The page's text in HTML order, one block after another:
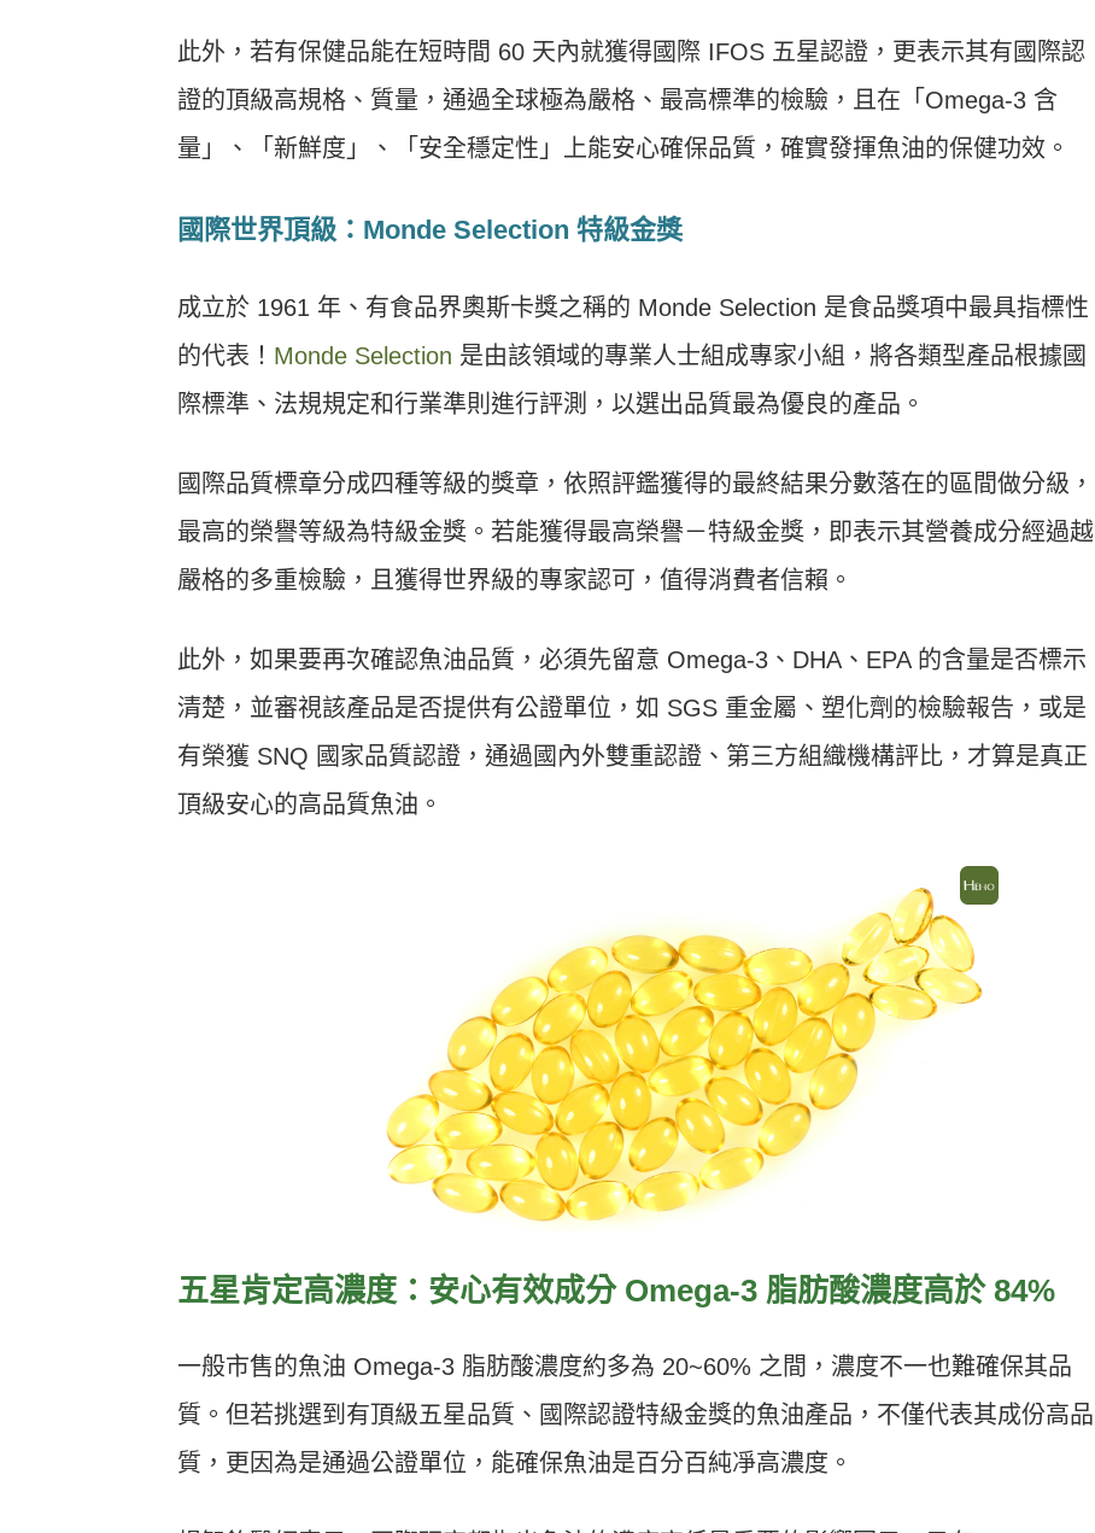
此外，若有保健品能在短時間 60 天內就獲得國際 IFOS 五星認證，更表示其有國際認
證的頂級高規格、質量，通過全球極為嚴格、最高標準的檢驗，且在「Omega-3 含
量」、「新鮮度」、「安全穩定性」上能安心確保品質，確實發揮魚油的保健功效。
國際世界頂級：Monde Selection 特級金獎
成立於 1961 年、有食品界奧斯卡獎之稱的 Monde Selection 是食品獎項中最具指標性
的代表！ Monde Selection 是由該領域的專業人士組成專家小組，將各類型產品根據國
際標準、法規規定和行業準則進行評測，以選出品質最為優良的產品。
國際品質標章分成四種等級的獎章，依照評鑑獲得的最終結果分數落在的區間做分級，
最高的榮譽等級為特級金獎。若能獲得最高榮譽－特級金獎，即表示其營養成分經過越
嚴格的多重檢驗，且獲得世界級的專家認可，值得消費者信賴。
此外，如果要再次確認魚油品質，必須先留意 Omega-3、DHA、EPA 的含量是否標示
清楚，並審視該產品是否提供有公證單位，如 SGS 重金屬、塑化劑的檢驗報告，或是
有榮獲 SNQ 國家品質認證，通過國內外雙重認證、第三方組織機構評比，才算是真正
頂級安心的高品質魚油。
五星肯定高濃度：安心有效成分 Omega-3 脂肪酸濃度高於 84%
一般市售的魚油 Omega-3 脂肪酸濃度約多為 20~60% 之間，濃度不一也難確保其品
質。但若挑選到有頂級五星品質、國際認證特級金獎的魚油產品，不僅代表其成份高品
質，更因為是通過公證單位，能確保魚油是百分百純凈高濃度。